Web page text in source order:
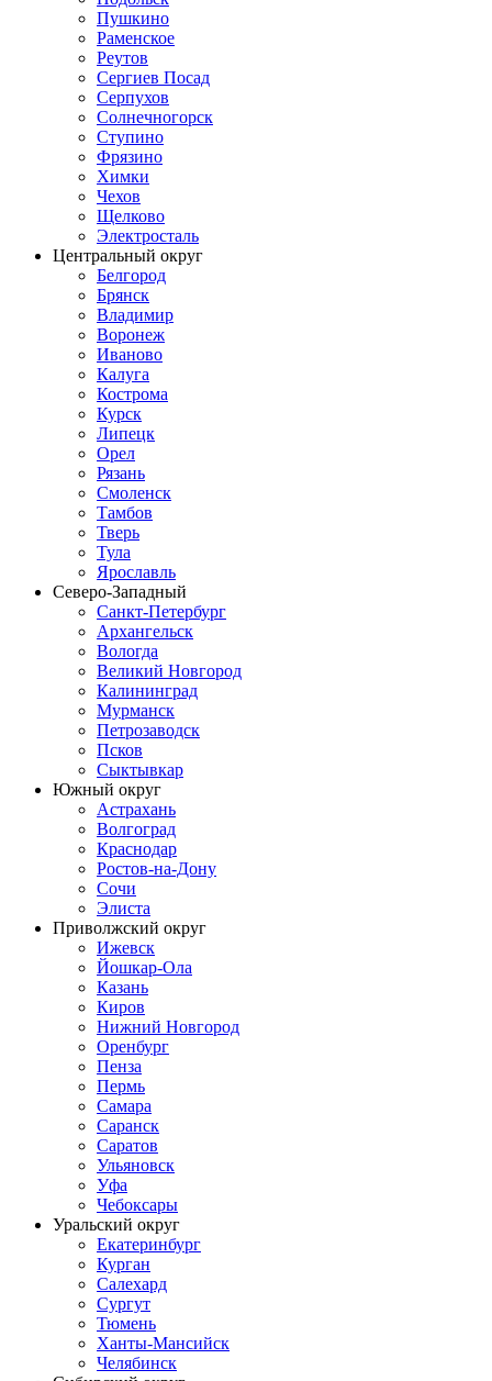
Пушкино
Раменское
Реутов
Сергиев Посад
Серпухов
Солнечногорск
Ступино
Фрязино
Химки
Чехов
Щелково
Электросталь
Центральный округ
Белгород
Брянск
Владимир
Воронеж
Иваново
Калуга
Кострома
Курск
Липецк
Орел
Рязань
Смоленск
Тамбов
Тверь
Тула
Ярославль
Северо-Западный
Санкт-Петербург
Архангельск
Вологда
Великий Новгород
Калининград
Мурманск
Петрозаводск
Псков
Сыктывкар
Южный округ
Астрахань
Волгоград
Краснодар
Ростов-на-Дону
Сочи
Элиста
Приволжский округ
Ижевск
Йошкар-Ола
Казань
Киров
Нижний Новгород
Оренбург
Пенза
Пермь
Самара
Саранск
Саратов
Ульяновск
Уфа
Чебоксары
Уральский округ
Екатеринбург
Курган
Салехард
Сургут
Тюмень
Ханты-Мансийск
Челябинск